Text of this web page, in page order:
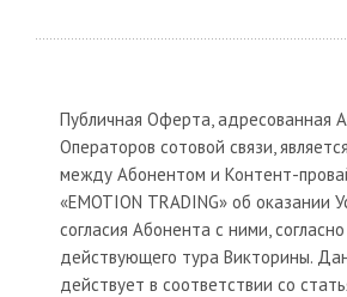
Публичная Оферта, адресованная
Операторов сотовой связи,
между Абонентом и Контент-
«EMOTION TRADING» об оказании
согласия Абонента с ними,
действующего тура Викторины.
действует в соответствии со